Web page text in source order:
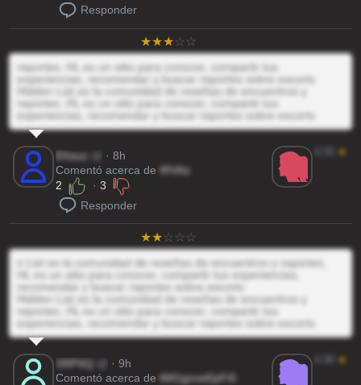
Responder
reportes, HL es un sitio para conocer, compartir tus
experiencias, recomendar y buscar reportes sobre escorts
Hidden List es la comunidad de reseñas de encuentros y
reportes, HL es un sitio para conocer, compartir tus
experiencias, recomendar y buscar reportes sobre escorts
8Xauz
· 8h
Comentó acerca de
IRVAz
2
·3
Responder
★
n List es la comunidad de reseñas de encuentros y reportes,
HL es un sitio para conocer, compartir tus experiencias,
recomendar y buscar reportes sobre escorts
Hidden List es la comunidad de reseñas de encuentros y
reportes, HL es un sitio para conocer, compartir tus
experiencias, recomendar y buscar reportes sobre escorts
XRP4Q
· 9h
Comentó acerca de
tMGgoveEpFi0
★